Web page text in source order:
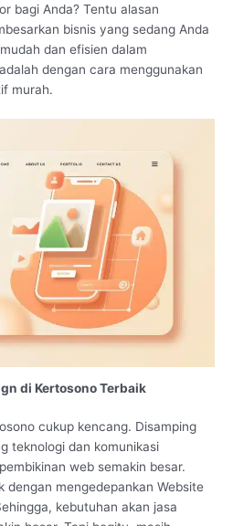
bagi Anda? Tentu alasan
bisnis yang sedang Anda
dan efisien dalam
dengan cara menggunakan
murah.
di Kertosono Terbaik
cukup kencang. Disamping
teknologi dan komunikasi
web semakin besar.
dengan mengedepankan Website
kebutuhan akan jasa